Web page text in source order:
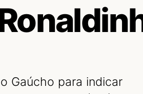
Gaúcho para indicar